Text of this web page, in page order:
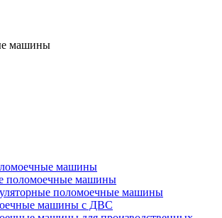
машины
машины
поломоечные машины
поломоечные машины
машины с ДВС